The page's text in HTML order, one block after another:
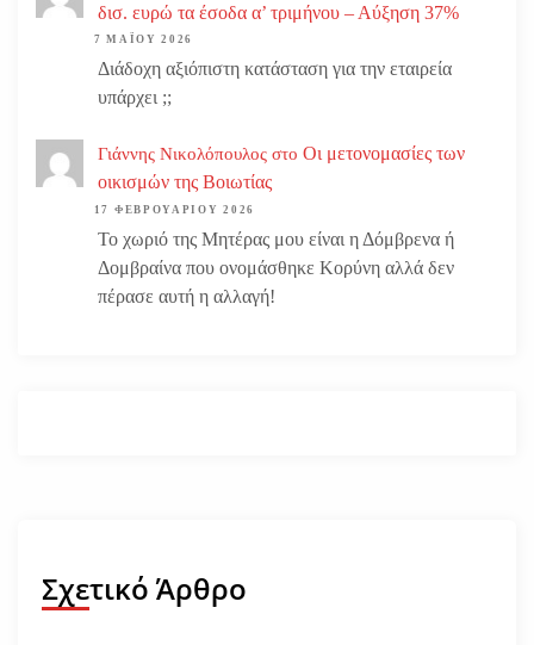
δισ. ευρώ τα έσοδα α’ τριμήνου – Αύξηση 37%
7 ΜΑΪ́ΟΥ 2026
Διάδοχη αξιόπιστη κατάσταση για την εταιρεία
υπάρχει ;;
Γιάννης Νικολόπουλος στο Οι μετονομασίες των
οικισμών της Βοιωτίας
17 ΦΕΒΡΟΥΑΡΊΟΥ 2026
Το χωριό της Μητέρας μου είναι η Δόμβρενα ή
Δομβραίνα που ονομάσθηκε Κορύνη αλλά δεν
πέρασε αυτή η αλλαγή!
Σχετικό Άρθρο